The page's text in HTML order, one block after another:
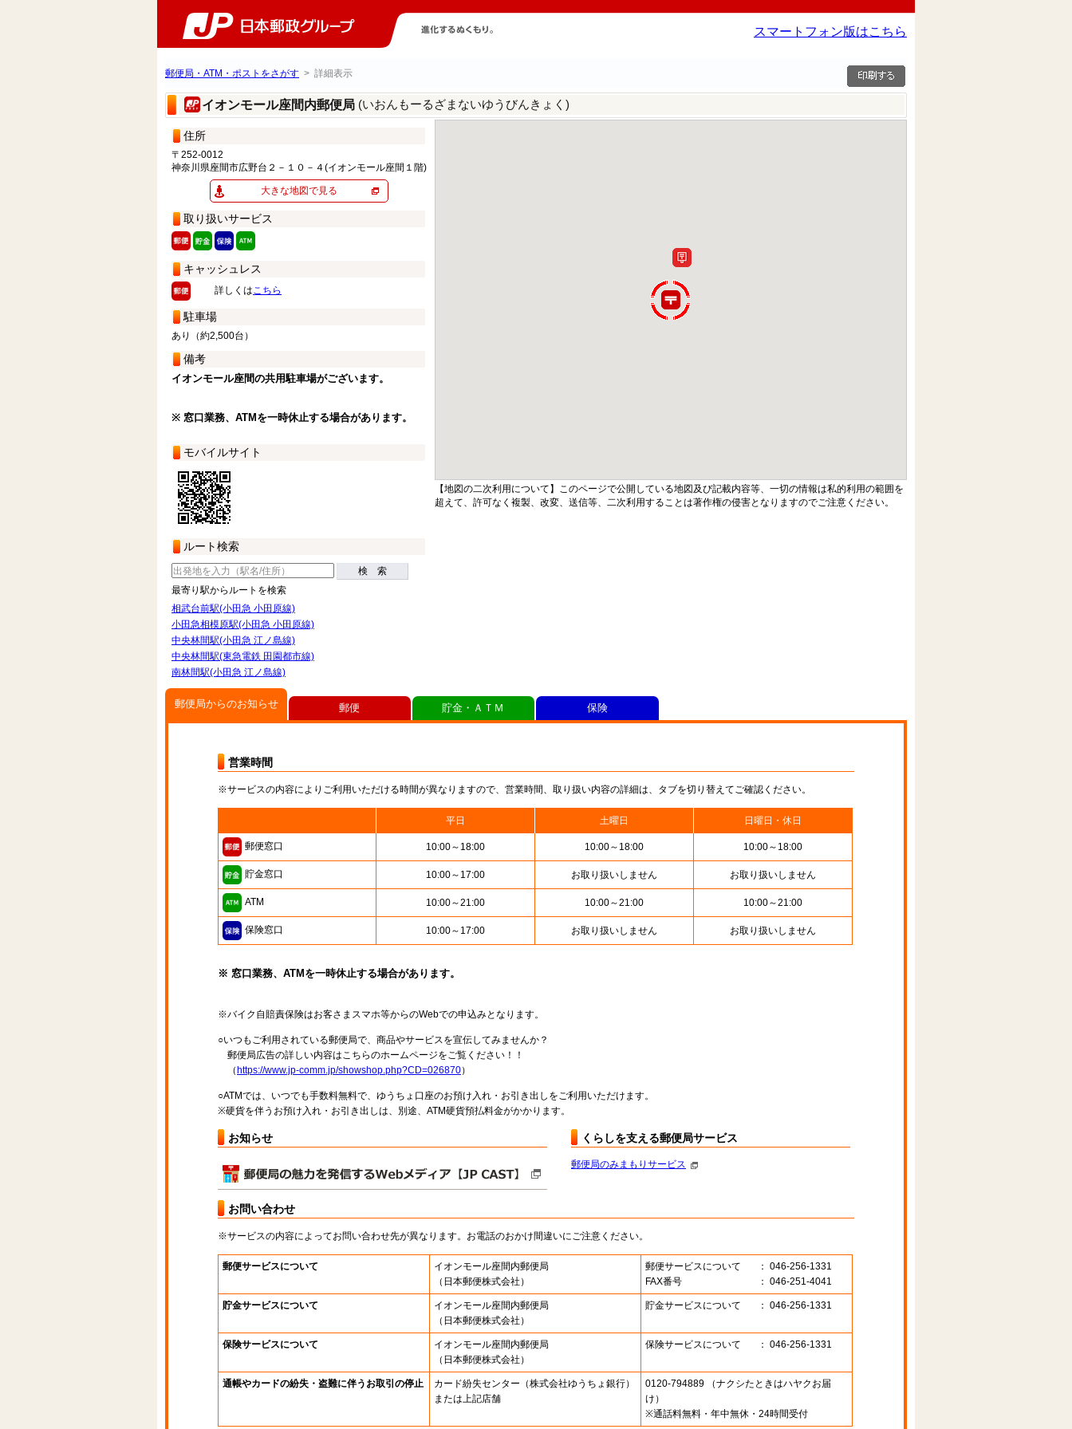
スマートフォン版はこちら
郵便局・ATM・ポストをさがす > 詳細表示
イオンモール座間内郵便局 (いおんもーるざまないゆうびんきょく)
住所
〒252-0012
神奈川県座間市広野台２－１０－４(イオンモール座間１階)
大きな地図で見る
取り扱いサービス
キャッシュレス
詳しくはこちら
駐車場
あり（約2,500台）
備考
イオンモール座間の共用駐車場がございます。
※ 窓口業務、ATMを一時休止する場合があります。
モバイルサイト
ルート検索
検 索
最寄り駅からルートを検索
相武台前駅(小田急 小田原線)
小田急相模原駅(小田急 小田原線)
中央林間駅(小田急 江ノ島線)
中央林間駅(東急電鉄 田園都市線)
南林間駅(小田急 江ノ島線)
【地図の二次利用について】このページで公開している地図及び記載内容等、一切の情報は私的利用の範囲を
超えて、許可なく複製、改変、送信等、二次利用することは著作権の侵害となりますのでご注意ください。
郵便局からのお知らせ
営業時間
※サービスの内容によりご利用いただける時間が異なりますので、営業時間、取り扱い内容の詳細は、タブを切り替えてご確認ください。
平日 土曜日 日曜日・休日
郵便窓口 10:00～18:00 10:00～18:00 10:00～18:00
貯金窓口 10:00～17:00 お取り扱いしません お取り扱いしません
ATM 10:00～21:00 10:00～21:00 10:00～21:00
保険窓口 10:00～17:00 お取り扱いしません お取り扱いしません
※ 窓口業務、ATMを一時休止する場合があります。
※バイク自賠責保険はお客さまスマホ等からのWebでの申込みとなります。
○いつもご利用されている郵便局で、商品やサービスを宣伝してみませんか？
郵便局広告の詳しい内容はこちらのホームページをご覧ください！！
（ https://www.jp-comm.jp/showshop.php?CD=026870）
○ATMでは、いつでも手数料無料で、ゆうちょ口座のお預け入れ・お引き出しをご利用いただけます。
※硬貨を伴うお預け入れ・お引き出しは、別途、ATM硬貨預払料金がかかります。
お知らせ くらしを支える郵便局サービス
郵便局のみまもりサービス
お問い合わせ
※サービスの内容によってお問い合わせ先が異なります。お電話のおかけ間違いにご注意ください。
郵便サービスについて
イオンモール座間内郵便局
（日本郵便株式会社）
郵便サービスについて
： 046-256-1331
FAX番号
： 046-251-4041
貯金サービスについて
イオンモール座間内郵便局
（日本郵便株式会社）
貯金サービスについて ： 046-256-1331
保険サービスについて
イオンモール座間内郵便局
（日本郵便株式会社）
保険サービスについて ： 046-256-1331
通帳やカードの紛失・盗難に伴うお取引の停止 カード紛失センター （株式会社ゆうちょ銀行）
または上記店舗
0120-794889 （ナクシたときはハヤクお届
け）
※通話料無料・年中無休・24時間受付
郵便 貯金・ＡＴＭ 保険